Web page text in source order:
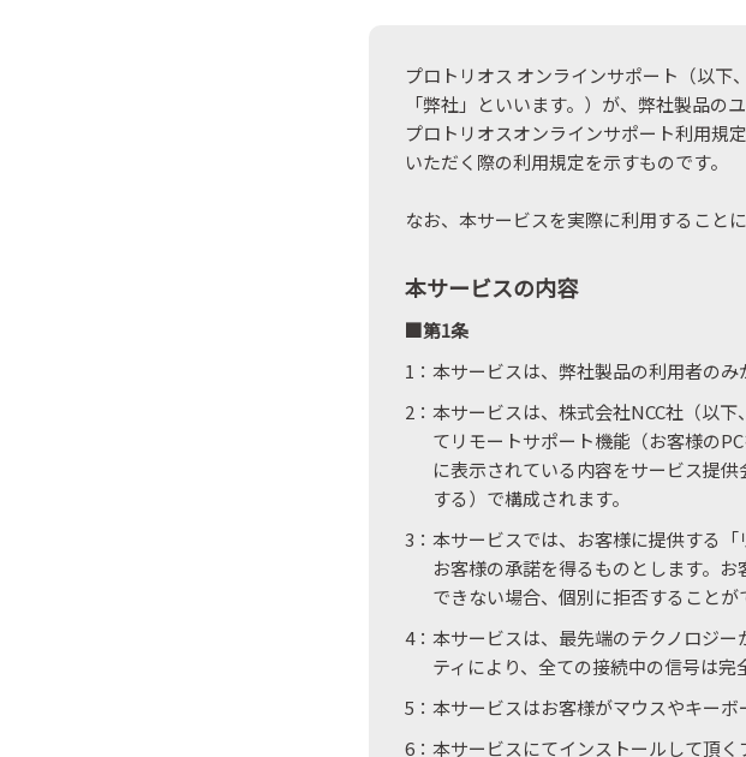
プロトリオス オンラインサポート（以
「弊社」といいます。）が、弊社製品の
プロトリオスオンラインサポート利用規
いただく際の利用規定を示すものです。
なお、本サービスを実際に利用すること
本サービスの内容
■第1条
1：本サービスは、弊社製品の利用者のみ
2：本サービスは、株式会社NCC社（以
てリモートサポート機能（お客様の
に表示されている内容をサービス提
する）で構成されます。
3：本サービスでは、お客様に提供する「
お客様の承諾を得るものとします。
できない場合、個別に拒否することが
4：本サービスは、最先端のテクノロジ
ティにより、全ての接続中の信号は完
5：本サービスはお客様がマウスやキーボ
6：本サービスにてインストールして頂